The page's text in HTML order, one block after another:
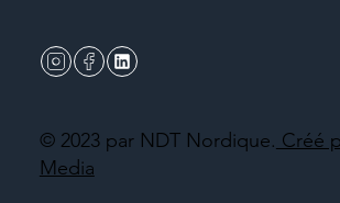
© 2023 par NDT Nordique. Créé
Media